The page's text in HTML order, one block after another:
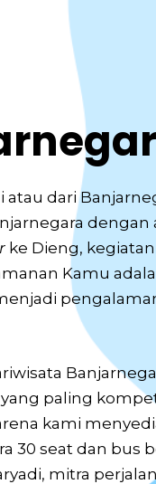
dari
dengan
ke Dieng,
Kamu
paling
kami
30 seat dan bus
mitra